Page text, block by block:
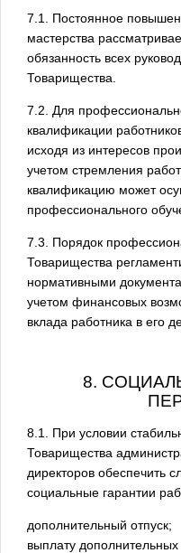
7.1. Постоянное
мастерства
обязанность всех
Товарищества.
7.2. Для
квалификации
исходя из интересов
учетом стремления
квалификацию может
профессионального
7.3. Порядок
Товарищества
нормативными
учетом финансовых
вклада работника в его
8.
8.1. При условии
Товарищества
директоров обеспечить
социальные гарантии
дополнительный отпуск;
выплату